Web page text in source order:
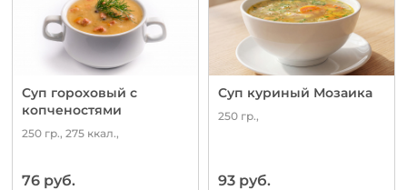
Суп гороховый с
копченостями
250 гр., 275 ккал.,
76 руб.
Суп куриный Мозаика
250 гр.,
93 руб.